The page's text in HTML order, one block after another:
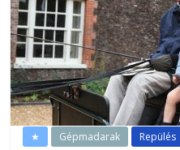
★ Gépmadarak Repülés